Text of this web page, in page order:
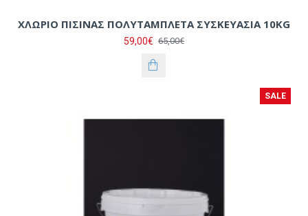
ΧΛΩΡΙΟ ΠΙΣΙΝΑΣ ΠΟΛΥΤΑΜΠΛΕΤΑ ΣΥΣΚΕΥΑΣΙΑ 10KG
59,00€ 65,00€
SALE